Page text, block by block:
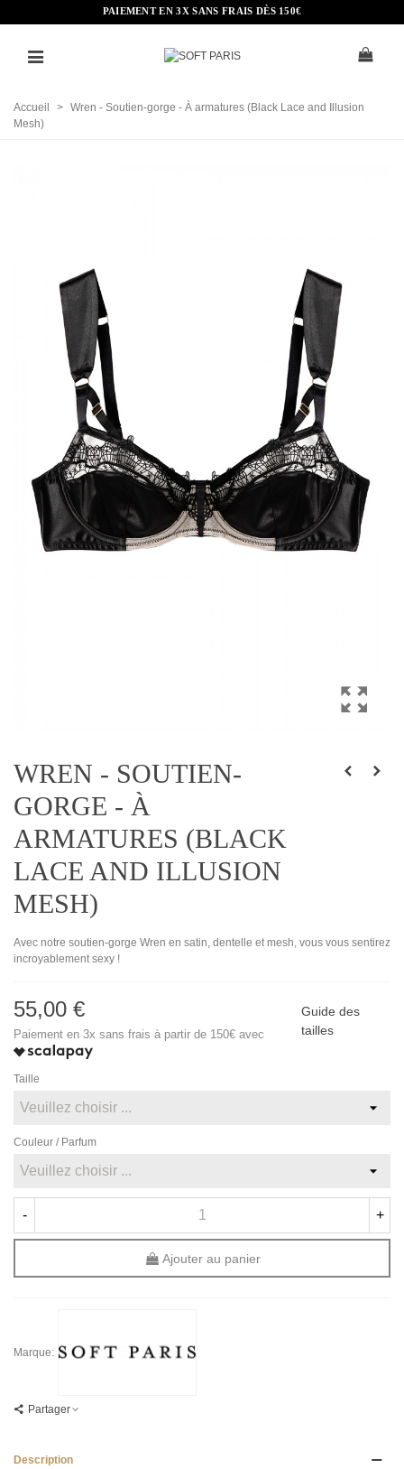
PAIEMENT EN 3X SANS FRAIS DÈS 150€
Accueil > Wren - Soutien-gorge - À armatures (Black Lace and Illusion
Mesh)
WREN - SOUTIEN-
GORGE - À
ARMATURES (BLACK
LACE AND ILLUSION
MESH)
Avec notre soutien-gorge Wren en satin, dentelle et mesh, vous vous sentirez
incroyablement sexy !
55,00 €
Paiement en 3x sans frais à partir de 150€ avec
Guide des
tailles
Taille
Couleur / Parfum
- +
Ajouter au panier
Marque:
Partager
Description